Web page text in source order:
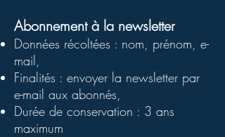
Abonnement à la newsletter
Données récoltées : nom, prénom, e-
mail,
Finalités : envoyer la newsletter par
e-mail aux abonnés,
Durée de conservation : 3 ans
maximum